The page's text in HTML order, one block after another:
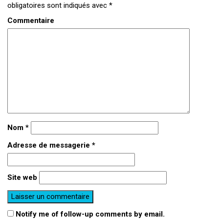
obligatoires sont indiqués avec *
Commentaire
Nom *
Adresse de messagerie *
Site web
Notify me of follow-up comments by email.